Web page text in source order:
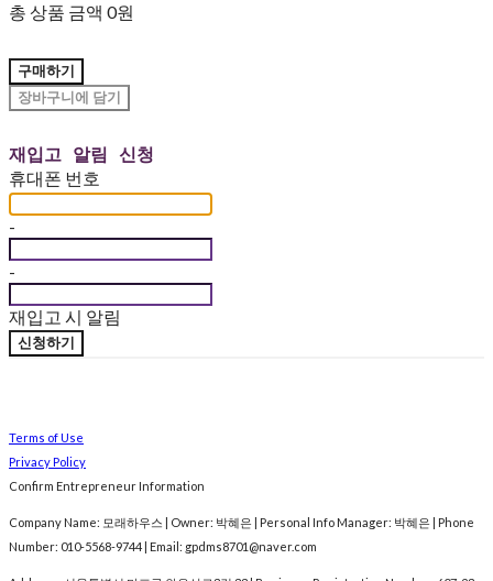
총 상품 금액 0원
구매하기
장바구니에 담기
재입고 알림 신청
휴대폰 번호
-
-
재입고 시 알림
신청하기
Terms of Use
Privacy Policy
Confirm Entrepreneur Information
Company Name: 모래하우스 | Owner: 박혜은 | Personal Info Manager: 박혜은 | Phone
Number: 010-5568-9744 | Email: gpdms8701@naver.com